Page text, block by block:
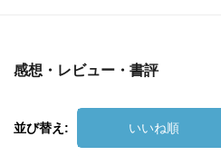
感想・レビュー・書評
並び替え: いいね順